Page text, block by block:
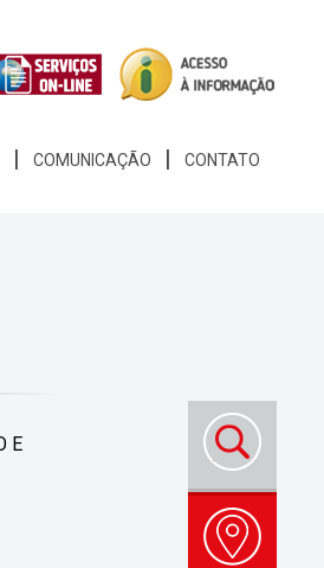
COMUNICAÇÃO CONTATO
E